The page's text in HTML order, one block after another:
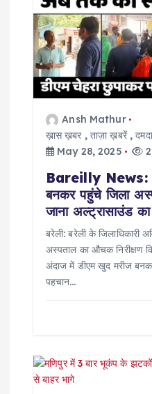
g
a
t
Ansh Mathur
ख़ास ख़बर ,ताज़ा ख़बरें,
May 28, 2025
Bareilly News:
बनकर पहुंचे जिला
जाना अल्ट्रासाउंड
बरेली: बरेली के जिलाधिकारी
अस्पताल का औचक निरीक्षण
अंदाज में डीएम खुद मरीज
पहचान…